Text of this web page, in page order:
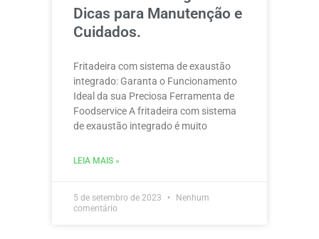
Dicas para Manutenção e
Cuidados.
Fritadeira com sistema de exaustão
integrado: Garanta o Funcionamento
Ideal da sua Preciosa Ferramenta de
Foodservice A fritadeira com sistema
de exaustão integrado é muito
LEIA MAIS »
5 de setembro de 2023
Nenhum
comentário